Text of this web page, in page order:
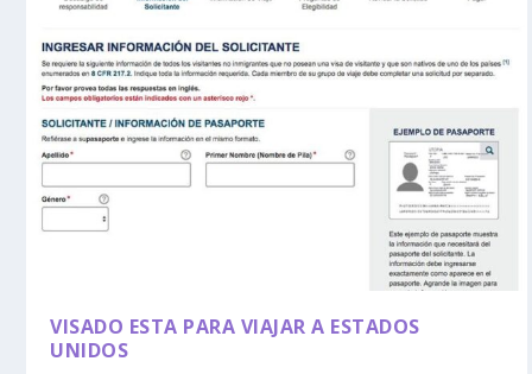
VISADO ESTA PARA VIAJAR A ESTADOS
UNIDOS